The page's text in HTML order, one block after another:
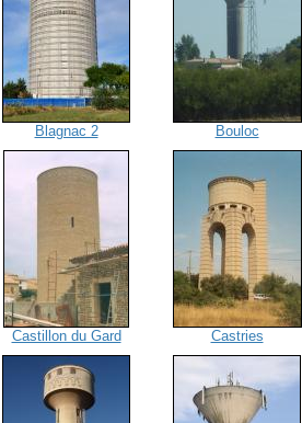
Blagnac 2 Bouloc
Castillon du Gard Castries